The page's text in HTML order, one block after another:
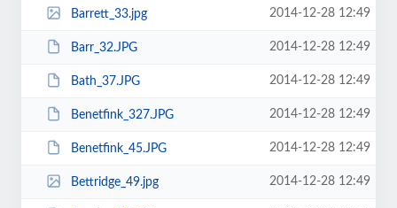
Barrett_33.jpg 2014-12-28 12:49
Barr_32.JPG 2014-12-28 12:49
Bath_37.JPG 2014-12-28 12:49
Benetfink_327.JPG 2014-12-28 12:49
Benetfink_45.JPG 2014-12-28 12:49
Bettridge_49.jpg 2014-12-28 12:49